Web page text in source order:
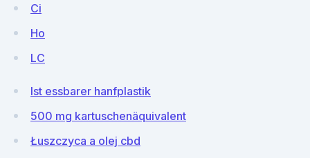
Ci
Ho
LC
Ist essbarer hanfplastik
500 mg kartuschenäquivalent
Łuszczyca a olej cbd